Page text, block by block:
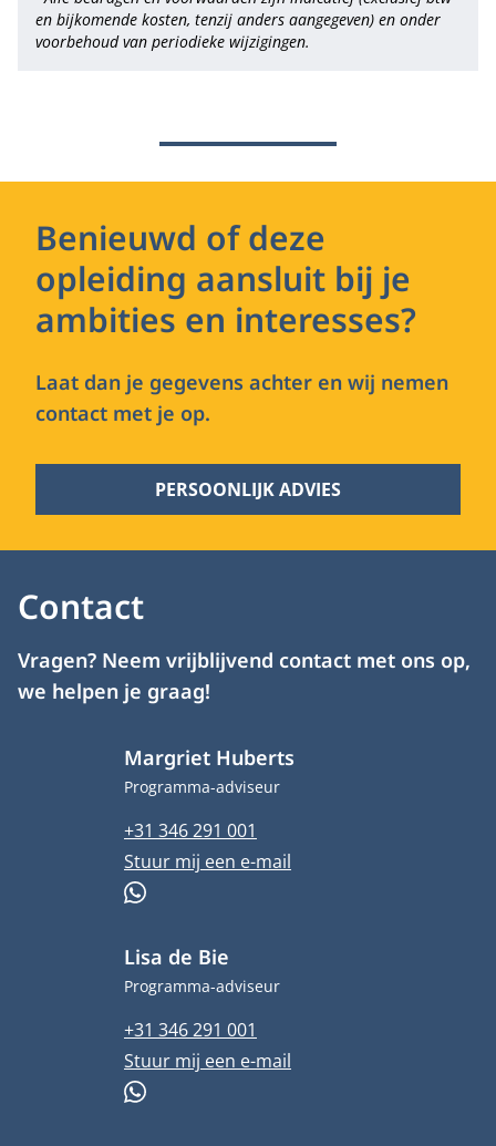
en bijkomende kosten, tenzij anders aangegeven) en onder
voorbehoud van periodieke wijzigingen.
Benieuwd of deze
opleiding aansluit bij je
ambities en interesses?
Laat dan je gegevens achter en wij nemen
contact met je op.
PERSOONLIJK ADVIES
Contact
Vragen? Neem vrijblijvend contact met ons op,
we helpen je graag!
Margriet Huberts
Functietitel
Programma-adviseur
Telefoonnummer
+31 346 291 001
E-mailadres
Stuur mij een e-mail
WhatsApp
Lisa de Bie
Functietitel
Programma-adviseur
Telefoonnummer
+31 346 291 001
E-mailadres
Stuur mij een e-mail
WhatsApp